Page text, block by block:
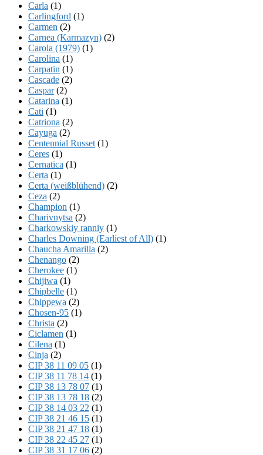
Carla (1)
Carlingford (1)
Carmen (2)
Carnea (Karmazyn) (2)
Carola (1979) (1)
Carolina (1)
Carpatin (1)
Cascade (2)
Caspar(2)
Catarina (1)
Cati (1)
Catriona (2)
Cayuga (2)
Centennial Russet (1)
Ceres (1)
Cernatica (1)
Certa (1)
Certa (weißblühend) (2)
Ceza (2)
Champion (1)
Charivnytsa (2)
Charkowskiy ranniy (1)
Charles Downing (Earliest of All) (1)
Chaucha Amarilla (2)
Chenango (2)
Cherokee (1)
Chijiwa (1)
Chipbelle (1)
Chippewa (2)
Chosen-95 (1)
Christa (2)
Ciclamen (1)
Cilena (1)
Cinja (2)
CIP 38 11 09 05 (1)
CIP 38 11 78 14 (1)
CIP 38 13 78 07 (1)
CIP 38 13 78 18 (2)
CIP 38 14 03 22 (1)
CIP 38 21 46 15 (1)
CIP 38 21 47 18 (1)
CIP 38 22 45 27 (1)
CIP 38 31 17 06 (2)